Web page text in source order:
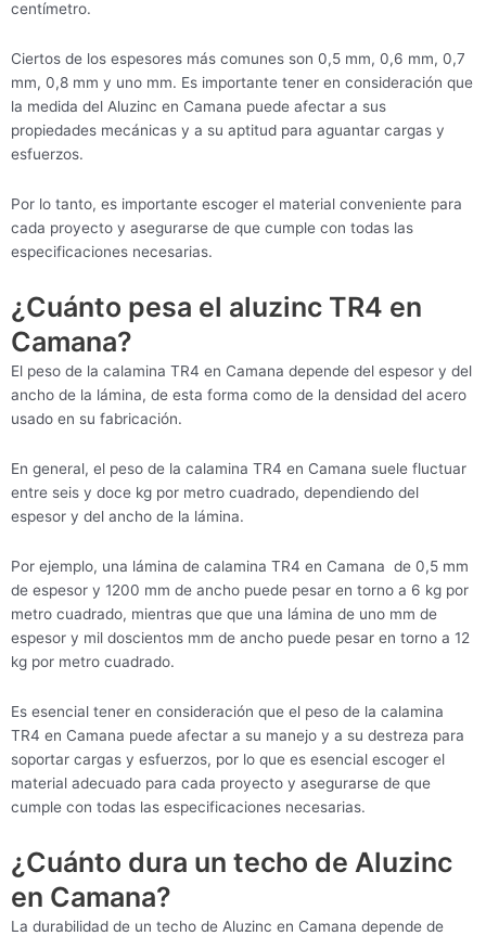
centímetro.
Ciertos de los espesores más comunes son 0,5 mm, 0,6 mm, 0,7
mm, 0,8 mm y uno mm. Es importante tener en consideración que
la medida del Aluzinc en Camana puede afectar a sus
propiedades mecánicas y a su aptitud para aguantar cargas y
esfuerzos.
Por lo tanto, es importante escoger el material conveniente para
cada proyecto y asegurarse de que cumple con todas las
especificaciones necesarias.
¿Cuánto pesa el aluzinc TR4 en
Camana?
El peso de la calamina TR4 en Camana depende del espesor y del
ancho de la lámina, de esta forma como de la densidad del acero
usado en su fabricación.
En general, el peso de la calamina TR4 en Camana suele fluctuar
entre seis y doce kg por metro cuadrado, dependiendo del
espesor y del ancho de la lámina.
Por ejemplo, una lámina de calamina TR4 en Camana de 0,5 mm
de espesor y 1200 mm de ancho puede pesar en torno a 6 kg por
metro cuadrado, mientras que que una lámina de uno mm de
espesor y mil doscientos mm de ancho puede pesar en torno a 12
kg por metro cuadrado.
Es esencial tener en consideración que el peso de la calamina
TR4 en Camana puede afectar a su manejo y a su destreza para
soportar cargas y esfuerzos, por lo que es esencial escoger el
material adecuado para cada proyecto y asegurarse de que
cumple con todas las especificaciones necesarias.
¿Cuánto dura un techo de Aluzinc
en Camana?
La durabilidad de un techo de Aluzinc en Camana depende de